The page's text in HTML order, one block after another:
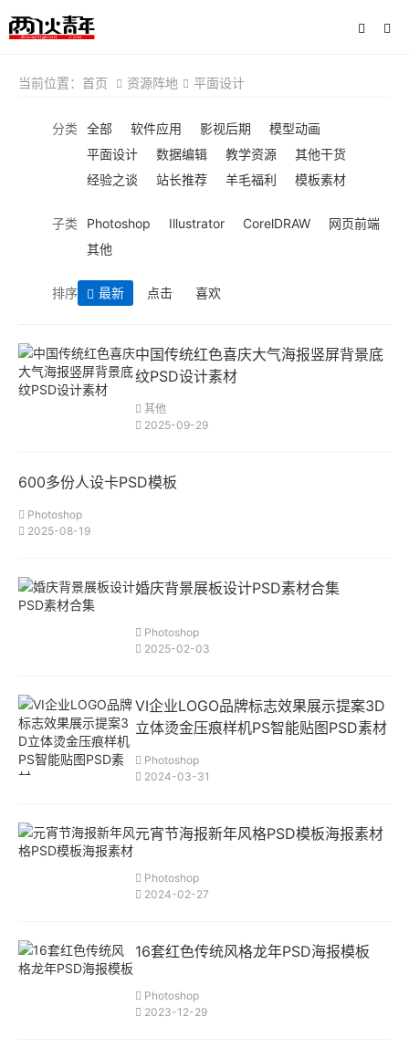
当前位置： 首页 资源阵地 平面设计
分类 全部 软件应用 影视后期
模型动画
平面设计
数据编辑 教学资源
其他干货
经验之谈
站长推荐 羊毛福利 模板素材
子类 Photoshop Illustrator CorelDRAW
网页前端
其他
排序 最新 点击 喜欢
中国传统红色喜庆大气海报竖屏背景底
纹PSD设计素材
其他
2025-09-29
600多份人设卡PSD模板
Photoshop
2025-08-19
婚庆背景展板设计PSD素材合集
Photoshop
2025-02-03
VI企业LOGO品牌标志效果展示提案3D
立体烫金压痕样机PS智能贴图PSD素材
Photoshop
2024-03-31
元宵节海报新年风格PSD模板海报素材
Photoshop
2024-02-27
16套红色传统风格龙年PSD海报模板
Photoshop
2023-12-29